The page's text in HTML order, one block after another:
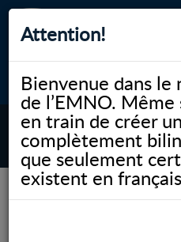
Attention!
Bienvenue dans
de l’EMNO.
en train de créer
complètement
que seulement
existent en
NOSM.ca Faculté Sciences
Infolettre –